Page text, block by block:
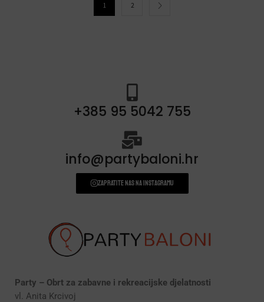
1 2
+385 95 5042 755
info@partybaloni.hr
Zapratite nas na instagramu
Party – Obrt za zabavne i rekreacijske djelatnosti
vl. Anita Krcivoj